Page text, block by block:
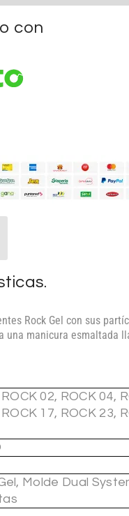
con
Rock Gel con sus
una manicura esmaltada
02, ROCK 04,
17, ROCK 23,
Molde Dual